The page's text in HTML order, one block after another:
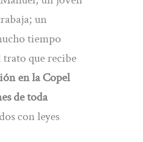
un
tiempo
que recibe
en la Copel
de toda
con leyes